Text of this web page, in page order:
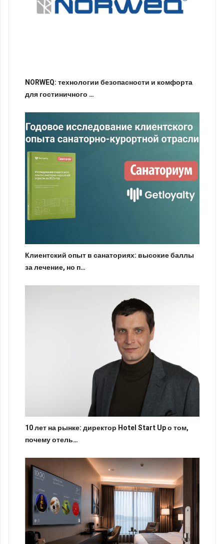
NORWEQ: технологии безопасности и комфорта
для гостиничного …
Клиентский опыт в санаториях: высокие баллы
за лечение, но п…
10 лет на рынке: директор Hotel Start Up о том,
почему отель…